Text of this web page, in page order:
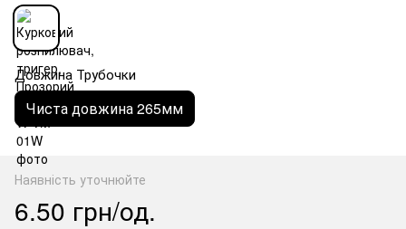
Довжина Трубочки
Чиста довжина 265мм
Наявність уточнюйте
6.50 грн/од.